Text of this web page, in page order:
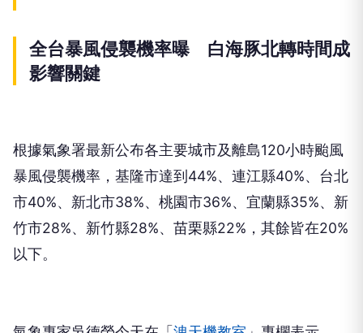
全台暴風侵襲機率曝 白海豚北轉時間成
影響關鍵
根據氣象署最新公布各主要城市及離島120小時颱風
暴風侵襲機率，基隆市達到44%、連江縣40%、台北
市40%、新北市38%、桃園市36%、宜蘭縣35%、新
竹市28%、新竹縣28%、苗栗縣22%，其餘皆在20%
以下。